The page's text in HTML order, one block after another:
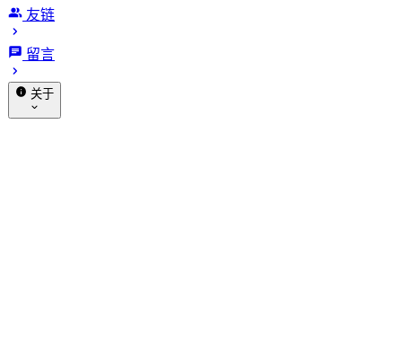
友链
留言
关于
Mac M4 上 Z-image 模型采样
器实战优化
发布于 2025-11-12
钟 · 阅读时长